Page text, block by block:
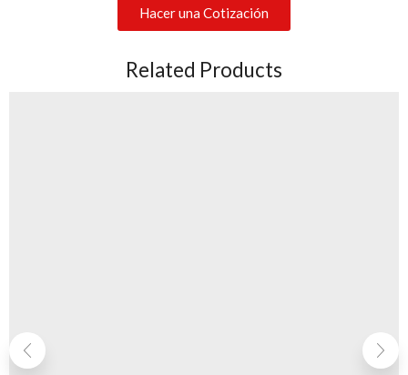
Hacer una Cotización
Related Products